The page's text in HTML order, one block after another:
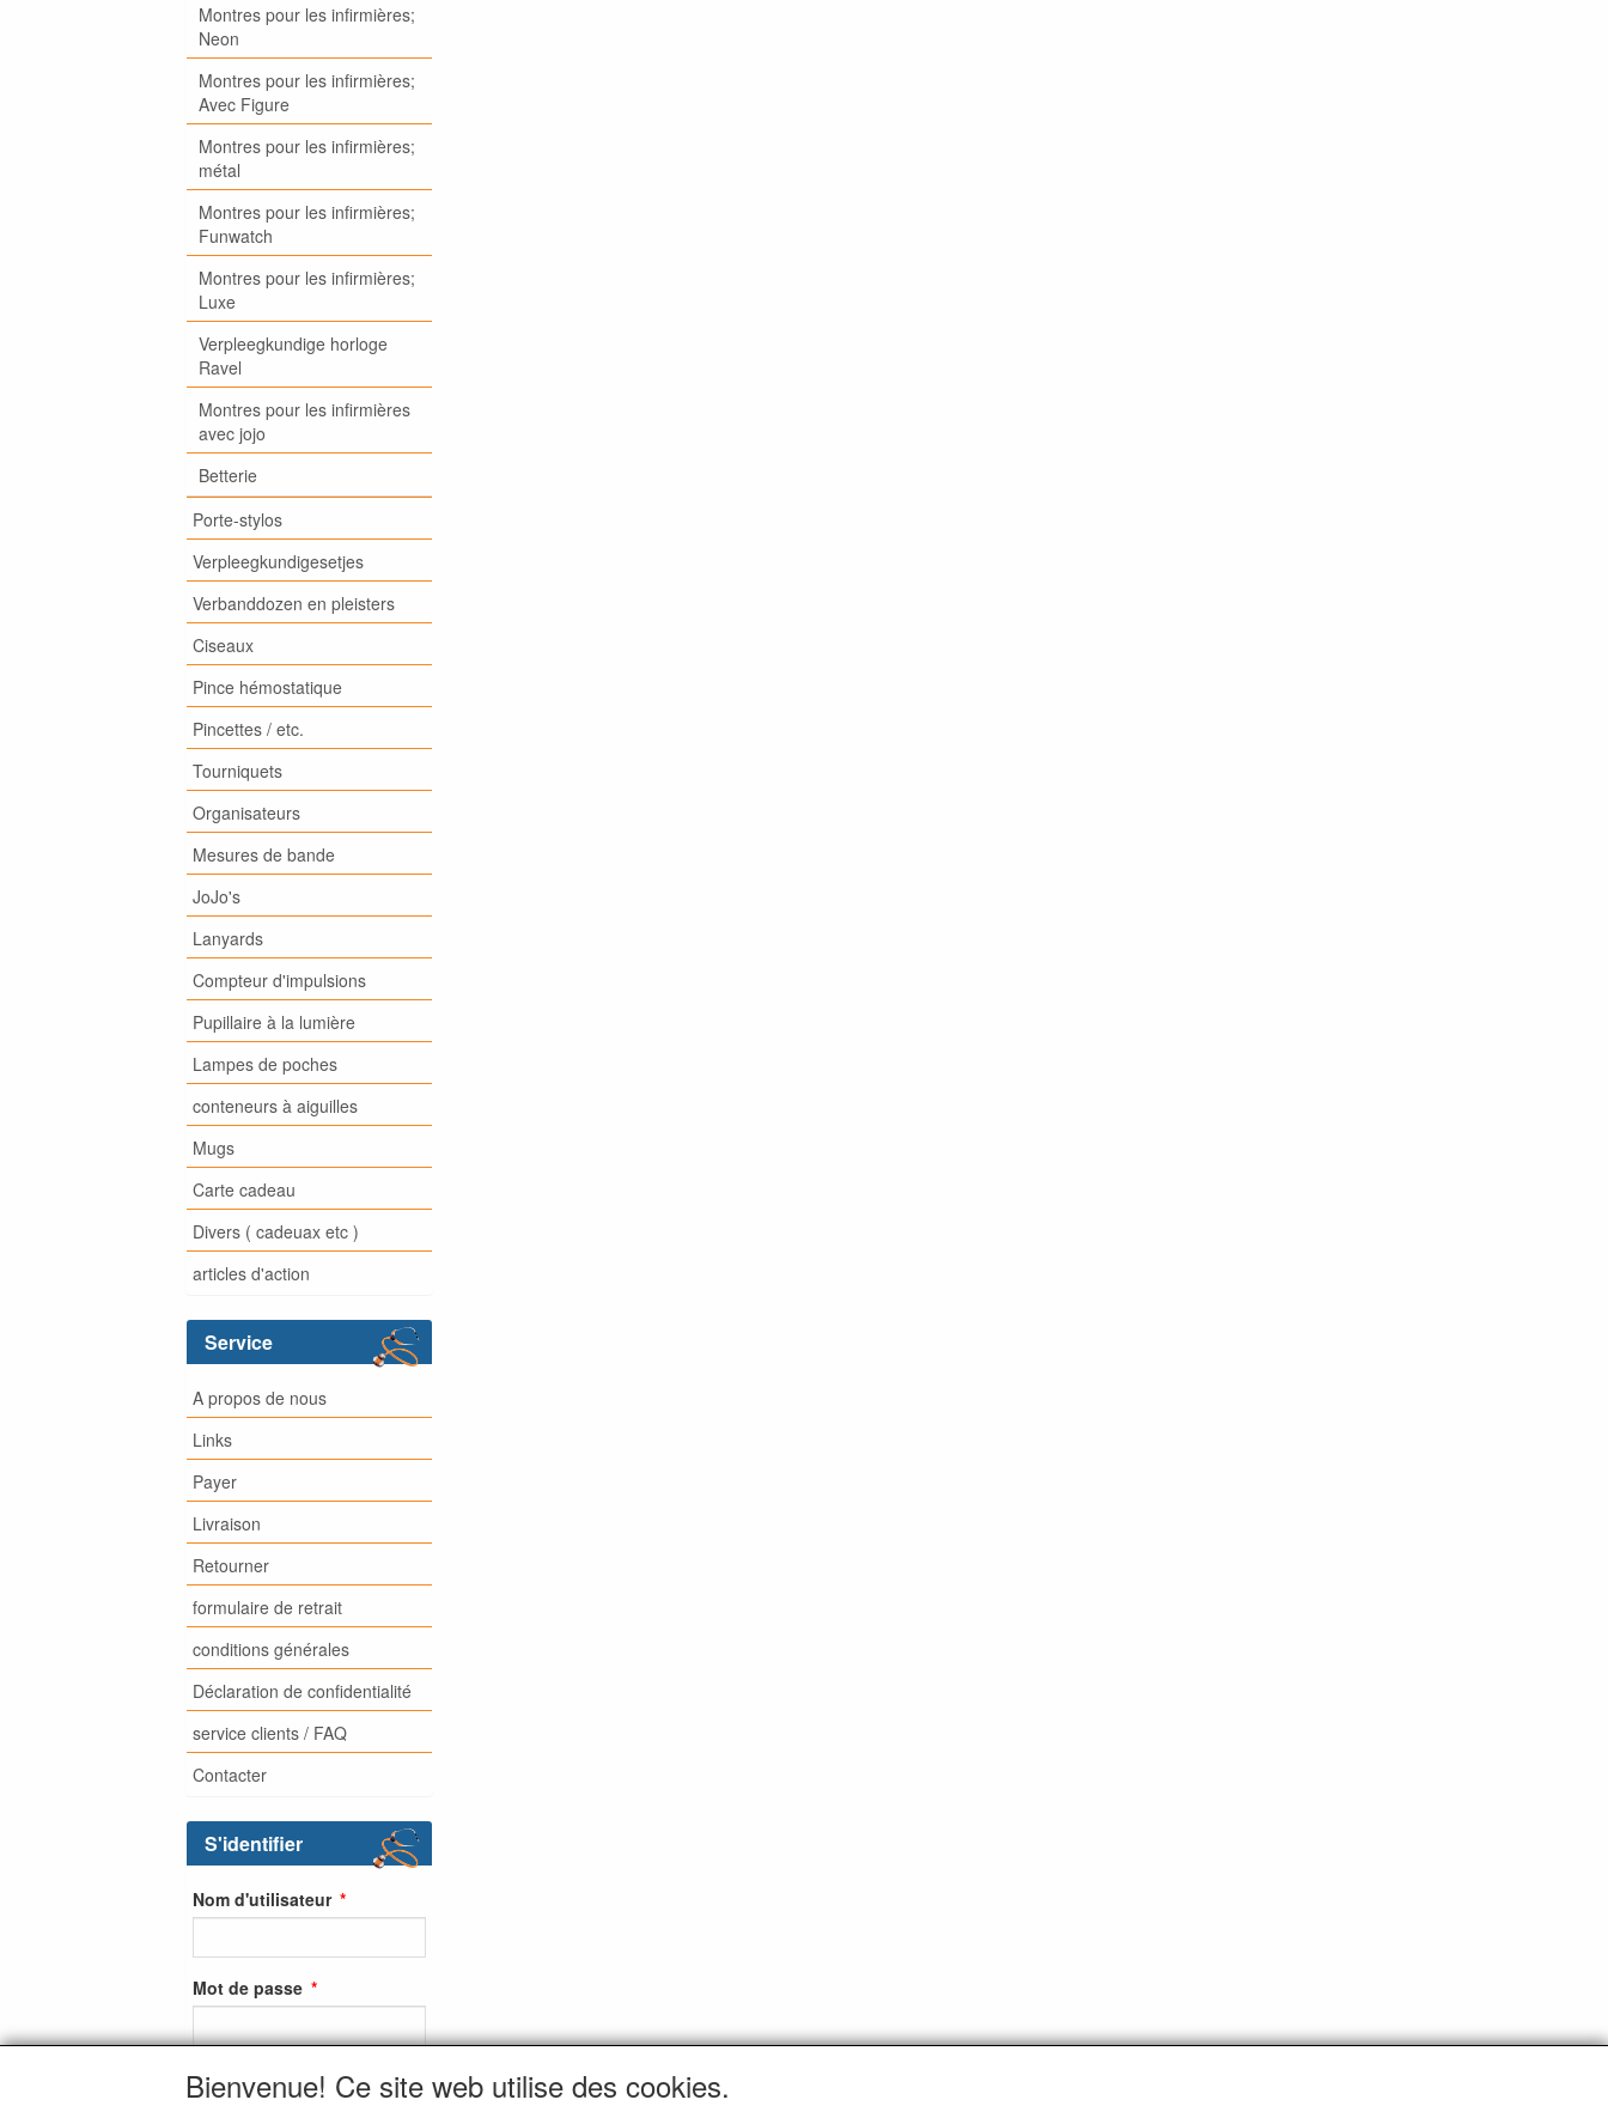
Montres pour les infirmières;
Neon
Montres pour les infirmières;
Avec Figure
Montres pour les infirmières;
métal
Montres pour les infirmières;
Funwatch
Montres pour les infirmières;
Luxe
Verpleegkundige horloge
Ravel
Montres pour les infirmières
avec jojo
Betterie
Porte-stylos
Verpleegkundigesetjes
Verbanddozen en pleisters
Ciseaux
Pince hémostatique
Pincettes / etc.
Tourniquets
Organisateurs
Mesures de bande
JoJo's
Lanyards
Compteur d'impulsions
Pupillaire à la lumière
Lampes de poches
conteneurs à aiguilles
Mugs
Carte cadeau
Divers ( cadeuax etc )
articles d'action
Service
A propos de nous
Links
Payer
Livraison
Retourner
formulaire de retrait
conditions générales
Déclaration de confidentialité
service clients / FAQ
Contacter
S'identifier
Nom d'utilisateur
Mot de passe
S'identifier
Bienvenue! Ce site web utilise des cookies.